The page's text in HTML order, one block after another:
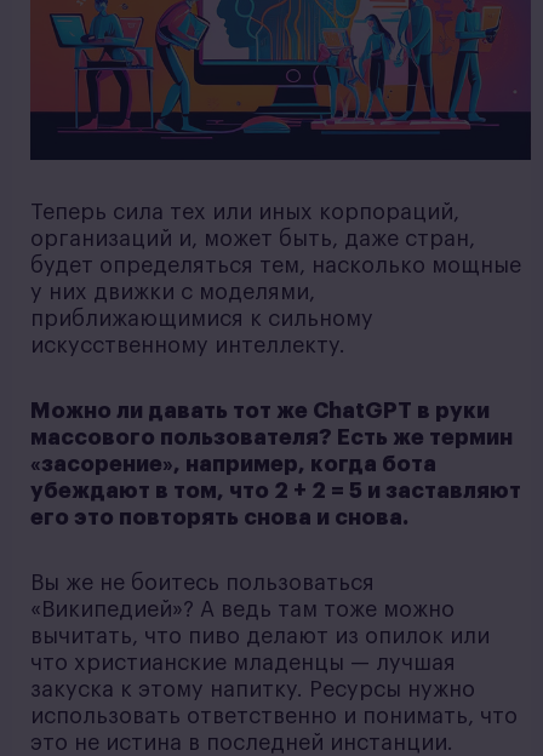
Теперь сила тех или иных корпораций,
организаций и, может быть, даже стран,
будет определяться тем, насколько мощные
у них движки с моделями,
приближающимися к сильному
искусственному интеллекту.
Можно ли давать тот же ChatGPT в руки
массового пользователя? Есть же термин
«засорение», например, когда бота
убеждают в том, что 2 + 2 = 5 и заставляют
его это повторять снова и снова.
Вы же не боитесь пользоваться
«Википедией»? А ведь там тоже можно
вычитать, что пиво делают из опилок или
что христианские младенцы — лучшая
закуска к этому напитку. Ресурсы нужно
использовать ответственно и понимать, что
это не истина в последней инстанции.